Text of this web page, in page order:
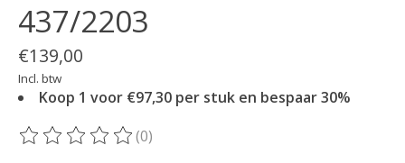
437/2203
€139,00
Incl. btw
Koop 1 voor €97,30 per stuk en bespaar 30%
De beoordeling van dit product is
(0)